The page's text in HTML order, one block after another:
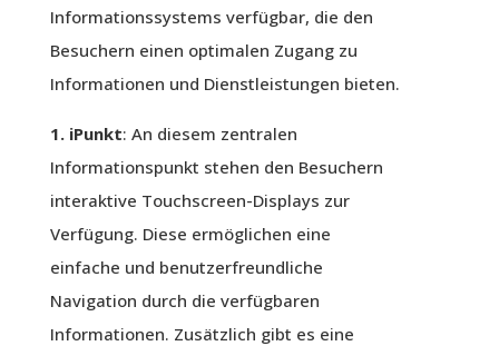
Informationssystems verfügbar, die den
Besuchern einen optimalen Zugang zu
Informationen und Dienstleistungen bieten.
1. iPunkt: An diesem zentralen
Informationspunkt stehen den Besuchern
interaktive Touchscreen-Displays zur
Verfügung. Diese ermöglichen eine
einfache und benutzerfreundliche
Navigation durch die verfügbaren
Informationen. Zusätzlich gibt es eine